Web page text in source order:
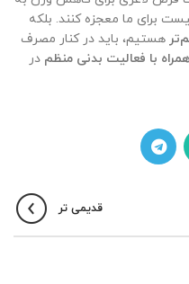
برای ما معجزه کنند. بلکه
هستیم، باید در کنار مصرف
با فعالیت بدنی منظم در
قدیمی تر